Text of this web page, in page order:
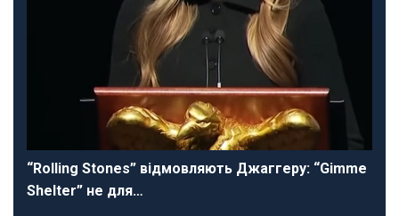
“Rolling Stones” відмовляють Джаггеру: “Gimme
Shelter” не для…